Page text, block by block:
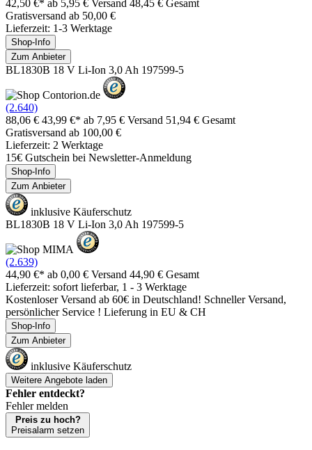
42,50 €* ab 5,95 € Versand 48,45 € Gesamt
Gratisversand ab 50,00 €
Lieferzeit: 1-3 Werktage
Shop-Info
Zum Anbieter
BL1830B 18 V Li-Ion 3,0 Ah 197599-5
(2.640)
88,06 € 43,99 €* ab 7,95 € Versand 51,94 € Gesamt
Gratisversand ab 100,00 €
Lieferzeit: 2 Werktage
15€ Gutschein bei Newsletter-Anmeldung
Shop-Info
Zum Anbieter
inklusive Käuferschutz
BL1830B 18 V Li-Ion 3,0 Ah 197599-5
(2.639)
44,90 €* ab 0,00 € Versand 44,90 € Gesamt
Lieferzeit: sofort lieferbar, 1 - 3 Werktage
Kostenloser Versand ab 60€ in Deutschland! Schneller Versand,
persönlicher Service ! Lieferung in EU & CH
Shop-Info
Zum Anbieter
inklusive Käuferschutz
Weitere Angebote laden
Fehler entdeckt?
Fehler melden
Preis zu hoch?
Preisalarm setzen